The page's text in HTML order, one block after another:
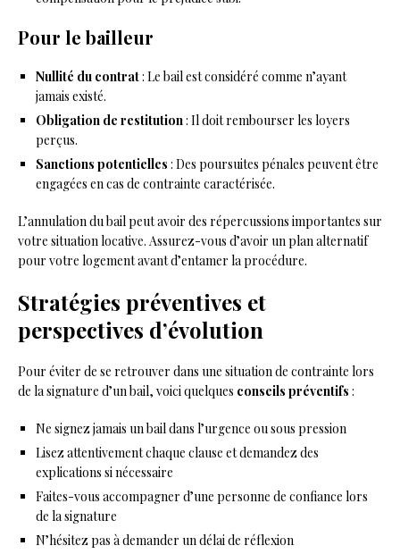
Pour le bailleur
Nullité du contrat: Le bail est considéré comme n’ayant
jamais existé.
Obligation de restitution: Il doit rembourser les loyers
perçus.
Sanctions potentielles : Des poursuites pénales peuvent être
engagées en cas de contrainte caractérisée.
L’annulation du bail peut avoir des répercussions importantes sur
votre situation locative. Assurez-vous d’avoir un plan alternatif
pour votre logement avant d’entamer la procédure.
Stratégies préventives et
perspectives d’évolution
Pour éviter de se retrouver dans une situation de contrainte lors
de la signature d’un bail, voici quelques conseils préventifs :
Ne signez jamais un bail dans l’urgence ou sous pression
Lisez attentivement chaque clause et demandez des
explications si nécessaire
Faites-vous accompagner d’une personne de confiance lors
de la signature
N’hésitez pas à demander un délai de réflexion